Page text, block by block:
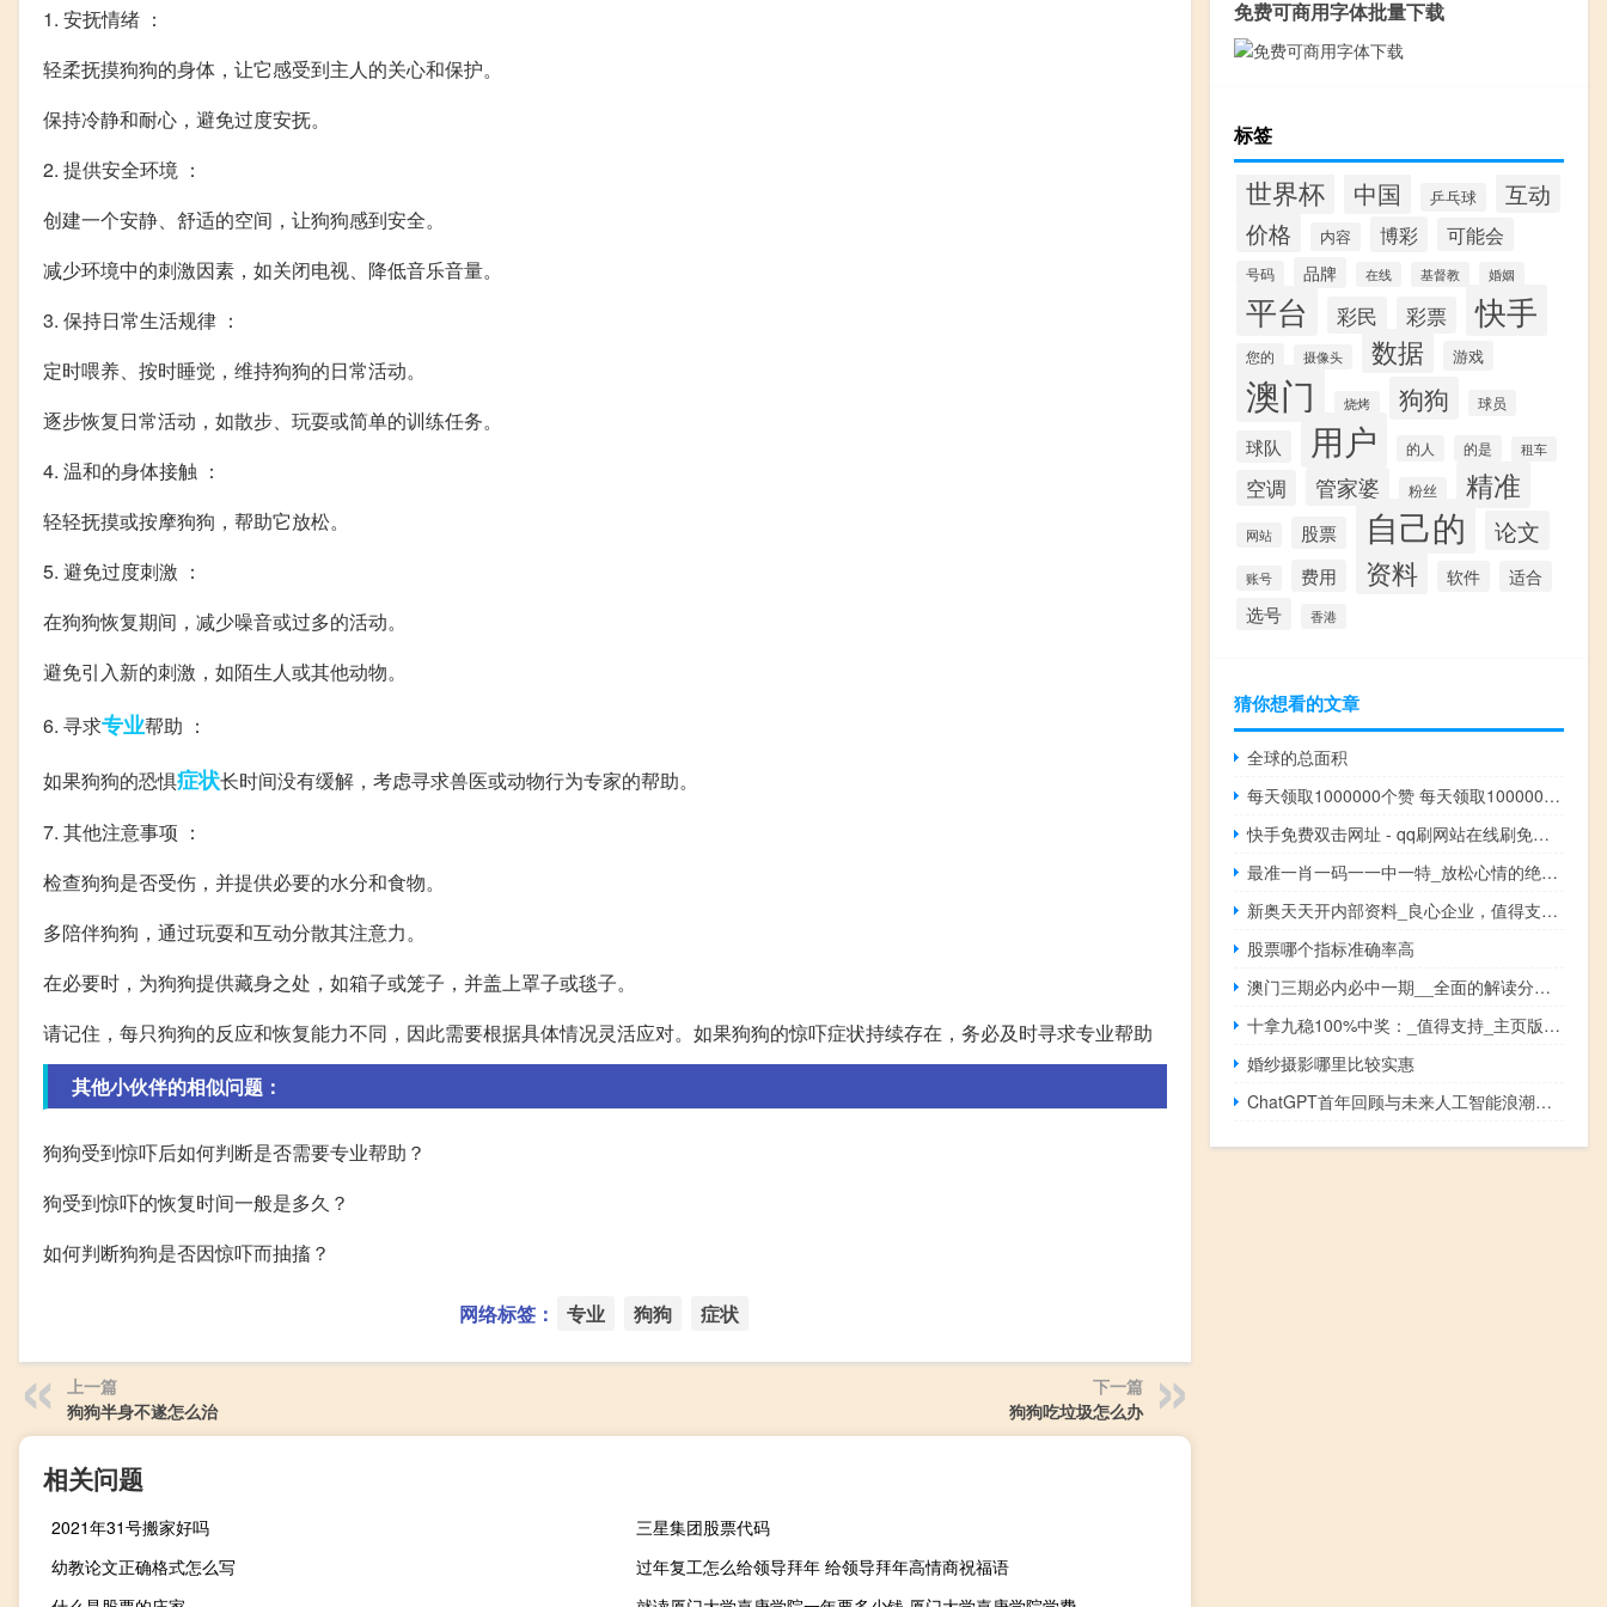
1. 安抚情绪 ：
轻柔抚摸狗狗的身体，让它感受到主人的关心和保护。
保持冷静和耐心，避免过度安抚。
2. 提供安全环境 ：
创建一个安静、舒适的空间，让狗狗感到安全。
减少环境中的刺激因素，如关闭电视、降低音乐音量。
3. 保持日常生活规律 ：
定时喂养、按时睡觉，维持狗狗的日常活动。
逐步恢复日常活动，如散步、玩耍或简单的训练任务。
4. 温和的身体接触 ：
轻轻抚摸或按摩狗狗，帮助它放松。
5. 避免过度刺激 ：
在狗狗恢复期间，减少噪音或过多的活动。
避免引入新的刺激，如陌生人或其他动物。
6. 寻求专业帮助 ：
如果狗狗的恐惧症状长时间没有缓解，考虑寻求兽医或动物行为专家的帮助。
7. 其他注意事项 ：
检查狗狗是否受伤，并提供必要的水分和食物。
多陪伴狗狗，通过玩耍和互动分散其注意力。
在必要时，为狗狗提供藏身之处，如箱子或笼子，并盖上罩子或毯子。
请记住，每只狗狗的反应和恢复能力不同，因此需要根据具体情况灵活应对。如果狗狗的惊吓症状持续存在，务必及时寻求专业帮助
其他小伙伴的相似问题：
狗狗受到惊吓后如何判断是否需要专业帮助？
狗受到惊吓的恢复时间一般是多久？
如何判断狗狗是否因惊吓而抽搐？
网络标签： 专业 狗狗 症状
上一篇
狗狗半身不遂怎么治
下一篇
狗狗吃垃圾怎么办
相关问题
2021年31号搬家好吗
三星集团股票代码
幼教论文正确格式怎么写
过年复工怎么给领导拜年 给领导拜年高情商祝福语
免费可商用字体批量下载
标签
世界杯 中国 乒乓球
互动
价格
内容 博彩 可能会
号码 品牌 在线 基督教 婚姻
平台 彩民 彩票 快手
您的 摄像头 数据 游戏
澳门 烧烤 狗狗 球员
球队 用户 的人 的是 租车
空调 管家婆 粉丝 精准
网站 股票 自己的 论文
账号 费用 资料 软件 适合
选号 香港
猜你想看的文章
全球的总面积
每天领取1000000个赞 每天领取100000个赞是真的吗(每天领取1000个qq赞)
快手免费双击网址 - qq刷网站在线刷免费_小柯秒赞网黑色天空
最准一肖一码一一中一特_放松心情的绝佳选择_安卓版258.254
新奥天天开内部资料_良心企业，值得支持_3DM82.46.07
股票哪个指标准确率高
澳门三期必内必中一期__全面的解读分析-1465.3D.A314
十拿九稳100%中奖：_值得支持_主页版v227.348
婚纱摄影哪里比较实惠
ChatGPT首年回顾与未来人工智能浪潮的展望